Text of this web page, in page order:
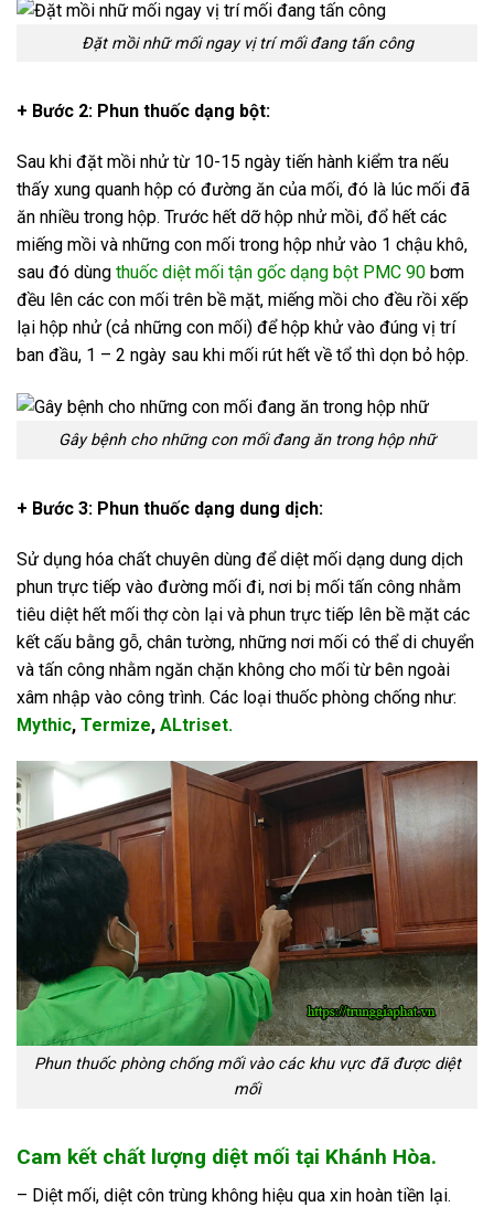
Đặt mồi nhữ mối ngay vị trí mối đang tấn công
+ Bước 2: Phun thuốc dạng bột:
Sau khi đặt mồi nhử từ 10-15 ngày tiến hành kiểm tra nếu
thấy xung quanh hộp có đường ăn của mối, đó là lúc mối đã
ăn nhiều trong hộp. Trước hết dỡ hộp nhử mồi, đổ hết các
miếng mồi và những con mối trong hộp nhử vào 1 chậu khô,
sau đó dùng thuốc diệt mối tận gốc dạng bột PMC 90 bơm
đều lên các con mối trên bề mặt, miếng mồi cho đều rồi xếp
lại hộp nhử (cả những con mối) để hộp khử vào đúng vị trí
ban đầu, 1 – 2 ngày sau khi mối rút hết về tổ thì dọn bỏ hộp.
Gây bệnh cho những con mối đang ăn trong hộp nhữ
+ Bước 3: Phun thuốc dạng dung dịch:
Sử dụng hóa chất chuyên dùng để diệt mối dạng dung dịch
phun trực tiếp vào đường mối đi, nơi bị mối tấn công nhằm
tiêu diệt hết mối thợ còn lại và phun trực tiếp lên bề mặt các
kết cấu bằng gỗ, chân tường, những nơi mối có thể di chuyển
và tấn công nhằm ngăn chặn không cho mối từ bên ngoài
xâm nhập vào công trình. Các loại thuốc phòng chống như:
Mythic, Termize, ALtriset.
Phun thuốc phòng chống mối vào các khu vực đã được diệt
mối
Cam kết chất lượng diệt mối tại Khánh Hòa.
– Diệt mối, diệt côn trùng không hiệu qua xin hoàn tiền lại.